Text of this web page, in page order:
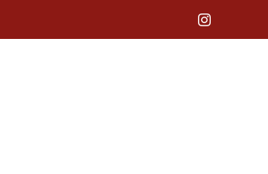
Instagram